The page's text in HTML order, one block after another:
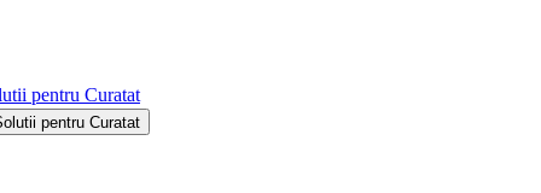
pentru Curatat
pentru Curatat